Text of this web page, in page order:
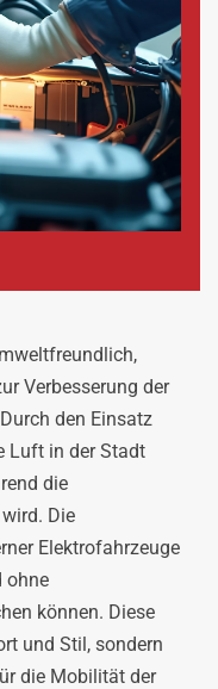
Verbesserung der
den Einsatz
Luft in der Stadt
die
Die
Elektrofahrzeuge
ohne
können. Diese
und Stil, sondern
die Mobilität der